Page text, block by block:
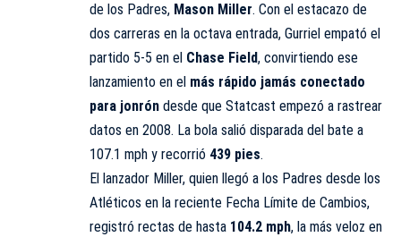
de los Padres, Mason Miller. Con el estacazo de
dos carreras en la octava entrada, Gurriel empató el
partido 5-5 en el Chase Field, convirtiendo ese
lanzamiento en el más rápido jamás conectado
para jonrón desde que Statcast empezó a rastrear
datos en 2008. La bola salió disparada del bate a
107.1 mph y recorrió 439 pies.
El lanzador Miller, quien llegó a los Padres desde los
Atléticos en la reciente Fecha Límite de Cambios,
registró rectas de hasta 104.2 mph, la más veloz en